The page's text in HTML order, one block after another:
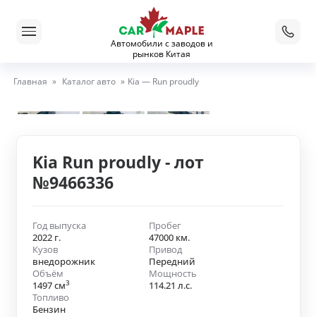
Автомобили с заводов и
рынков Китая
Главная » Каталог авто » Kia — Run proudly
Kia Run proudly - лот
№9466336
Год выпуска
2022 г.
Пробег
47000 км.
Кузов
внедорожник
Привод
Передний
Объём
1497 см3
Мощность
114.21 л.с.
Топливо
Бензин